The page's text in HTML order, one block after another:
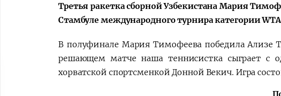
O‘zbekiston va
Paragvay hamkorligi
Huquqiy targʻibot
Третья ракетка сборной Узбекистана Мария
Стамбуле международного турнира категории
В полуфинале Мария Тимофеева победила Ализе
решающем матче наша теннисистка сыграет с
хорватской спортсменкой Донной Векич. Игра